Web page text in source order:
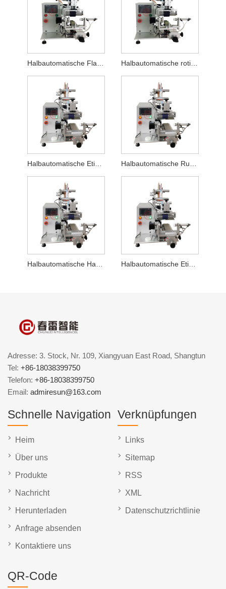
Halbautomatische Flachetikettiermaschine für Desinfektionsmittel Halbautomatische rotierende und flache Etikettiermaschine
Halbautomatische Etikettiermaschine für Parfümflaschen
Adresse: 3. Stock, Nr. 109, Xiangyuan East Road, Shangtun
Tel: +86-18038399750
Telefon: +86-18038399750
Email: admiresun@163.com
Schnelle Navigation
Heim
Über uns
Produkte
Nachricht
Herunterladen
Anfrage absenden
Kontaktiere uns
Verknüpfungen
Links
Sitemap
RSS
XML
Datenschutzrichtlinie
QR-Code